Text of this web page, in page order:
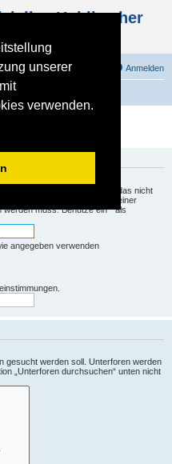
unserer
verwenden.
Kohlbacher
Anmelden
Registrieren
vor ein Wort, das nicht
innerhalb einer
werden muss. Benutze ein * als
angegeben verwenden
gesucht werden soll. Unterforen werden
„Unterforen durchsuchen“ unten nicht